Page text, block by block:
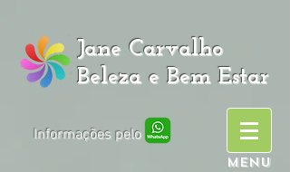
Jane Carvalho
Beleza e Bem Estar
Informações pelo
MENU